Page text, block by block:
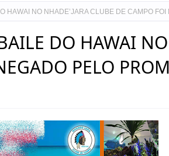
HAWAI NO NHADE’JARA CLUBE DE CAMPO FOI
DO HAWAI NO
PELO